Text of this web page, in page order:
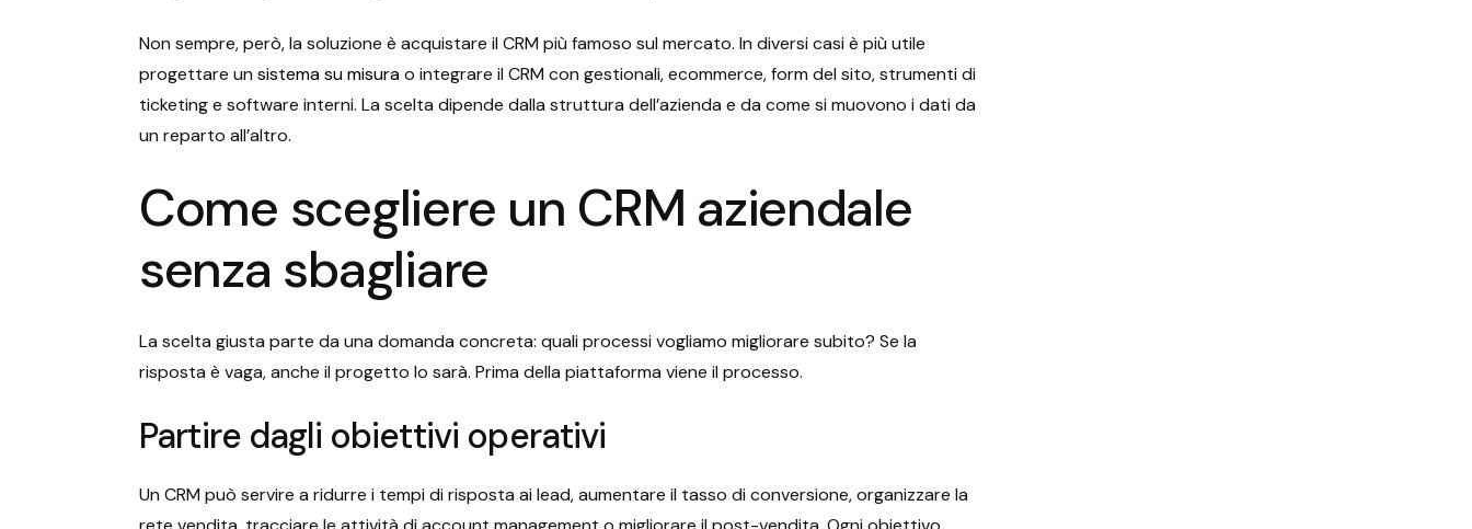
Non sempre, però, la soluzione è acquistare il CRM più famoso sul mercato. In diversi casi è più utile
progettare un sistema su misurao integrare il CRM con gestionali, ecommerce, form del sito, strumenti di
ticketing e software interni. La scelta dipende dalla struttura dell’azienda e da come si muovono i dati da
un reparto all’altro.
Come scegliere un CRM aziendale
senza sbagliare
La scelta giusta parte da una domanda concreta: quali processi vogliamo migliorare subito? Se la
risposta è vaga, anche il progetto lo sarà. Prima della piattaforma viene il processo.
Partire dagli obiettivi operativi
Un CRM può servire a ridurre i tempi di risposta ai lead, aumentare il tasso di conversione, organizzare la